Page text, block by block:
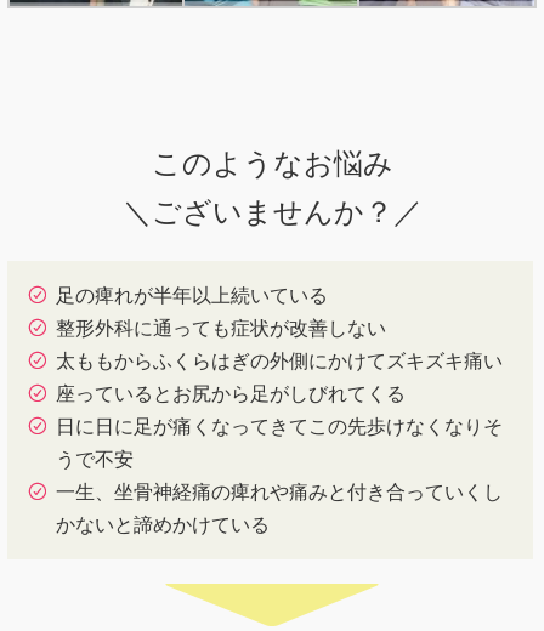
このようなお悩み
＼ございませんか？／
足の痺れが半年以上続いている
整形外科に通っても症状が改善しない
太ももからふくらはぎの外側にかけてズキズキ痛い
座っているとお尻から足がしびれてくる
日に日に足が痛くなってきてこの先歩けなくなりそ
うで不安
一生、坐骨神経痛の痺れや痛みと付き合っていくし
かないと諦めかけている